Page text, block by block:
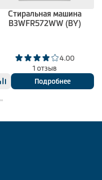
Стиральная машина
B3WFR572WW (BY)
4.00
1 отзыв
Подробнее